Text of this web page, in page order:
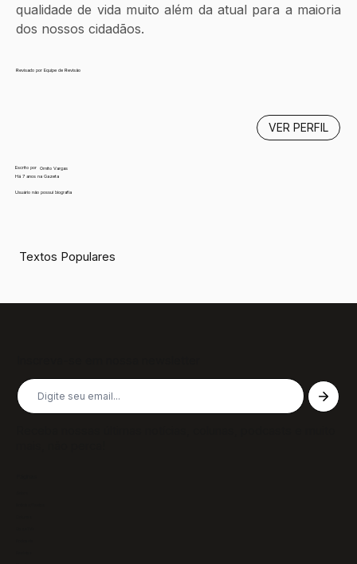
qualidade de vida muito além da atual para a maioria
dos nossos cidadãos.
Revisado por Equipe de Revisão
Escrito por
Ornito Vargas
Há 7 anos na Gazeta
Usuário não possui biografia
VER PERFIL
Textos Populares